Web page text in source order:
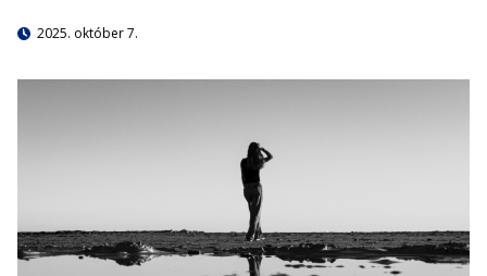
2025. október 7.